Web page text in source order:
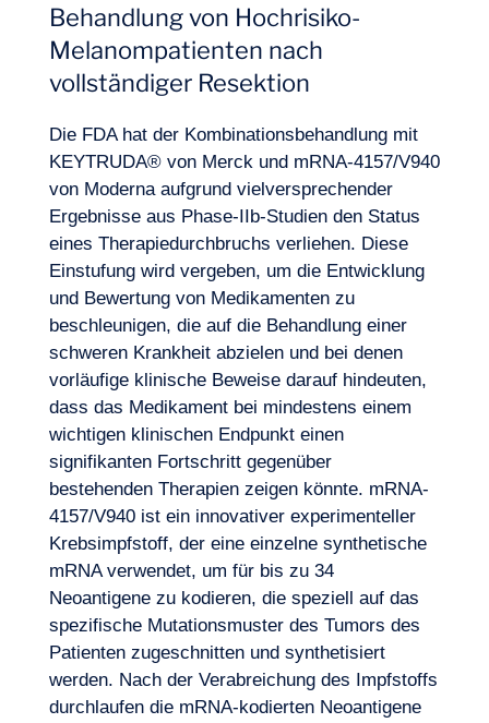
Behandlung von Hochrisiko-
Melanompatienten nach
vollständiger Resektion
Die FDA hat der Kombinationsbehandlung mit
KEYTRUDA® von Merck und mRNA-4157/V940
von Moderna aufgrund vielversprechender
Ergebnisse aus Phase-IIb-Studien den Status
eines Therapiedurchbruchs verliehen. Diese
Einstufung wird vergeben, um die Entwicklung
und Bewertung von Medikamenten zu
beschleunigen, die auf die Behandlung einer
schweren Krankheit abzielen und bei denen
vorläufige klinische Beweise darauf hindeuten,
dass das Medikament bei mindestens einem
wichtigen klinischen Endpunkt einen
signifikanten Fortschritt gegenüber
bestehenden Therapien zeigen könnte. mRNA-
4157/V940 ist ein innovativer experimenteller
Krebsimpfstoff, der eine einzelne synthetische
mRNA verwendet, um für bis zu 34
Neoantigene zu kodieren, die speziell auf das
spezifische Mutationsmuster des Tumors des
Patienten zugeschnitten und synthetisiert
werden. Nach der Verabreichung des Impfstoffs
durchlaufen die mRNA-kodierten Neoantigene